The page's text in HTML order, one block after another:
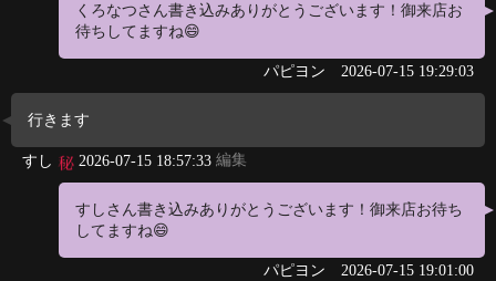
くろなつさん書き込みありがとうございます！御来店お
待ちしてますね😄
パピヨン 2026-07-15 19:29:03
行きます
すし 2026-07-15 18:57:33 編集
すしさん書き込みありがとうございます！御来店お待ち
してますね😄
パピヨン 2026-07-15 19:01:00